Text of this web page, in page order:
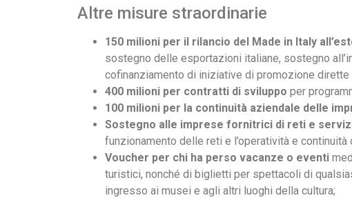
Altre misure straordinarie
150 milioni per il rilancio del Made in Italy
sostegno delle esportazioni italiane, sostegno
cofinanziamento di iniziative di promozione dirette
400 milioni per contratti di sviluppo per
100 milioni per la continuità aziendale delle
Sostegno alle imprese fornitrici di reti e
funzionamento delle reti e l’operatività e
Voucher per chi ha perso vacanze o eventi
turistici, nonché di biglietti per spettacoli di
ingresso ai musei e agli altri luoghi della cultura;